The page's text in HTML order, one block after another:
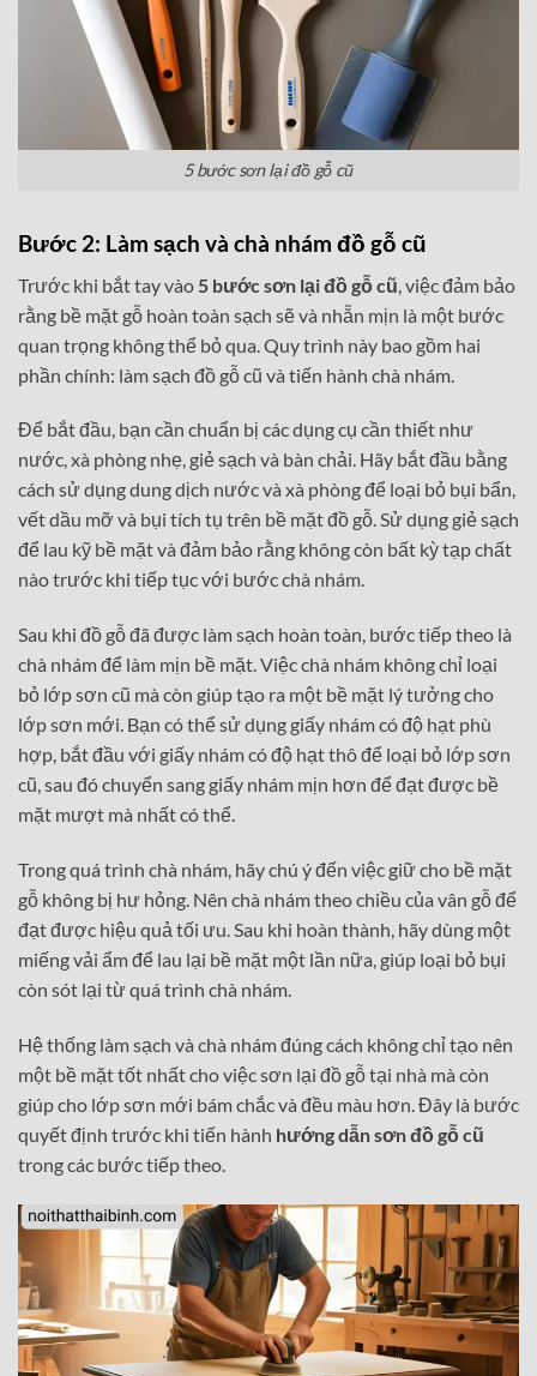
5 bước sơn lại đồ gỗ cũ
Bước 2: Làm sạch và chà nhám đồ gỗ cũ
Trước khi bắt tay vào 5 bước sơn lại đồ gỗ cũ , việc đảm bảo
rằng bề mặt gỗ hoàn toàn sạch sẽ và nhẵn mịn là một bước
quan trọng không thể bỏ qua. Quy trình này bao gồm hai
phần chính: làm sạch đồ gỗ cũ và tiến hành chà nhám.
Để bắt đầu, bạn cần chuẩn bị các dụng cụ cần thiết như
nước, xà phòng nhẹ, giẻ sạch và bàn chải. Hãy bắt đầu bằng
cách sử dụng dung dịch nước và xà phòng để loại bỏ bụi bẩn,
vết dầu mỡ và bụi tích tụ trên bề mặt đồ gỗ. Sử dụng giẻ sạch
để lau kỹ bề mặt và đảm bảo rằng không còn bất kỳ tạp chất
nào trước khi tiếp tục với bước chà nhám.
Sau khi đồ gỗ đã được làm sạch hoàn toàn, bước tiếp theo là
chà nhám để làm mịn bề mặt. Việc chà nhám không chỉ loại
bỏ lớp sơn cũ mà còn giúp tạo ra một bề mặt lý tưởng cho
lớp sơn mới. Bạn có thể sử dụng giấy nhám có độ hạt phù
hợp, bắt đầu với giấy nhám có độ hạt thô để loại bỏ lớp sơn
cũ, sau đó chuyển sang giấy nhám mịn hơn để đạt được bề
mặt mượt mà nhất có thể.
Trong quá trình chà nhám, hãy chú ý đến việc giữ cho bề mặt
gỗ không bị hư hỏng. Nên chà nhám theo chiều của vân gỗ để
đạt được hiệu quả tối ưu. Sau khi hoàn thành, hãy dùng một
miếng vải ẩm để lau lại bề mặt một lần nữa, giúp loại bỏ bụi
còn sót lại từ quá trình chà nhám.
Hệ thống làm sạch và chà nhám đúng cách không chỉ tạo nên
một bề mặt tốt nhất cho việc sơn lại đồ gỗ tại nhà mà còn
giúp cho lớp sơn mới bám chắc và đều màu hơn. Đây là bước
quyết định trước khi tiến hành hướng dẫn sơn đồ gỗ cũ
trong các bước tiếp theo.